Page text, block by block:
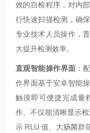
效的自检程序，对内
行快速扫描检测，确
专业技术人员操作，
大提升检测效率。
直观智能操作界面 ：
作界面基于安卓智能
触摸即可便捷完成量
作。不仅能清晰显示
示 RLU 值、大肠菌群